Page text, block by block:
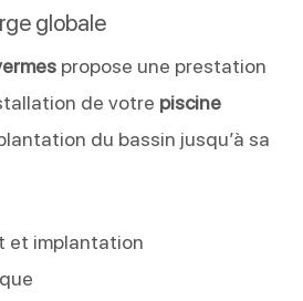
globale
propose une prestation
de votre piscine
du bassin jusqu’à sa
et implantation